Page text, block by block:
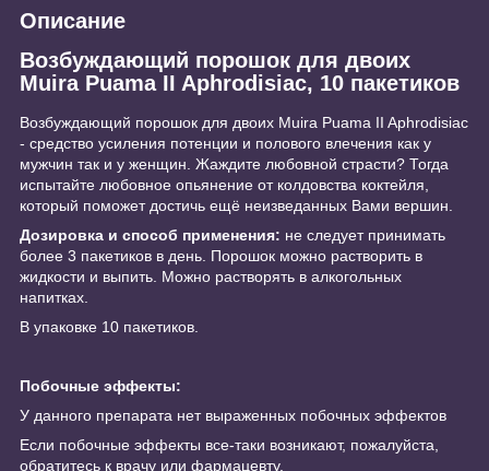
Описание
Возбуждающий порошок для двоих
Muira Puama II Aphrodisiac, 10 пакетиков
Возбуждающий порошок для двоих Muira Puama II Aphrodisiac
- средство усиления потенции и полового влечения как у
мужчин так и у женщин. Жаждите любовной страсти? Тогда
испытайте любовное опьянение от колдовства коктейля,
который поможет достичь ещё неизведанных Вами вершин.
Дозировка и способ применения: не следует принимать
более 3 пакетиков в день. Порошок можно растворить в
жидкости и выпить. Можно растворять в алкогольных
напитках.
В упаковке 10 пакетиков.
Побочные эффекты:
У данного препарата нет выраженных побочных эффектов
Если побочные эффекты все-таки возникают, пожалуйста,
обратитесь к врачу или фармацевту.